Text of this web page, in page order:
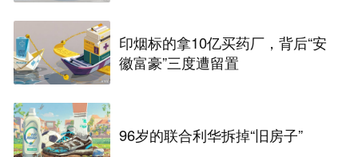
印烟标的拿10亿买药厂，背后“安
徽富豪”三度遭留置
96岁的联合利华拆掉“旧房子”